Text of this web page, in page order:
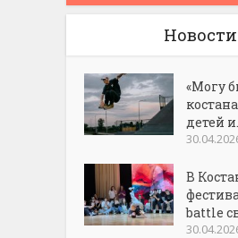
Новости
«Могу
детей
В
battle